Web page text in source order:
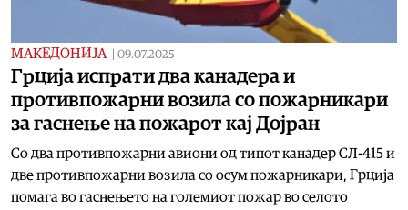
МАКЕДОНИЈА 09.07.2025
Грција испрати два канадера и
противпожарни возила со пожарникари
за гаснење на пожарот кај Дојран
Со два противпожарни авиони од типот канадер CЛ-415 и
две противпожарни возила со осум пожарникари, Грција
помага во гаснењето на големиот пожар во селото